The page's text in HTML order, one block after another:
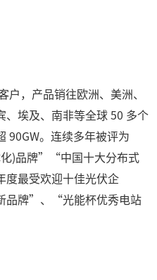
，产品销往欧洲、美洲、
、埃及、南非等全球 50 多个
90GW。连续多年被评为
化)品牌”“中国十大分布式
最受欢迎十佳光伏企
品牌”、“光能杯优秀电站